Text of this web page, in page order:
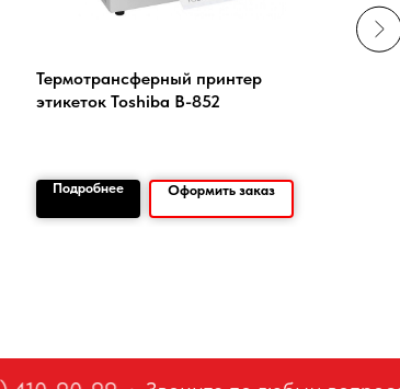
Термотрансферный принтер
этикеток Toshiba B-852
Подробнее Оформить заказ